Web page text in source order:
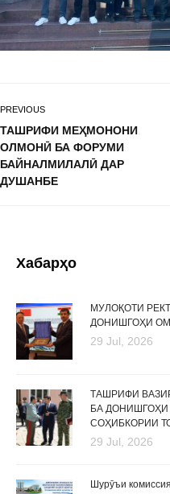
PREVIOUS
ТАШРИФИ МЕҲМОНОНИ
ОЛМОНӢ БА ФОРУМИ
БАЙНАЛМИЛАЛӢ ДАР
ДУШАНБЕ
Хабарҳо
МУЛОҚОТИ
ДОНИШГОҲИ
29 Jul, 2026
ТАШРИФИ
БА
СОҲИБКОРИИ
29 Jul, 2026
Шурӯъи